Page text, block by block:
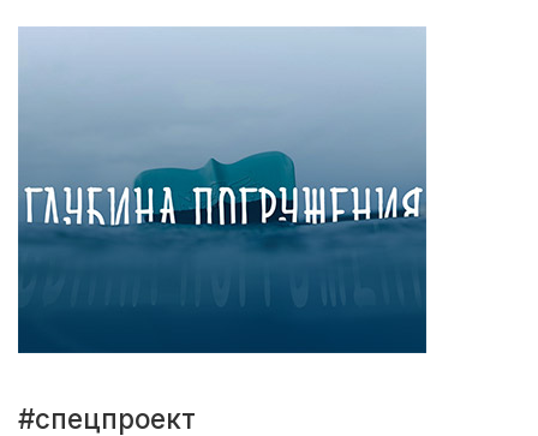
#спецпроект